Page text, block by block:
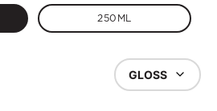
250ML
GLOSS